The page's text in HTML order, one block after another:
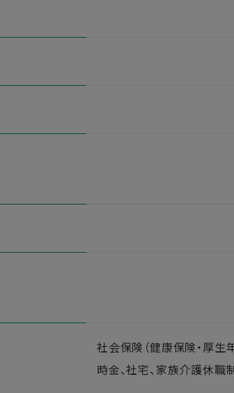
社会保険（健康保険・厚生
時金、社宅、家族介護休職